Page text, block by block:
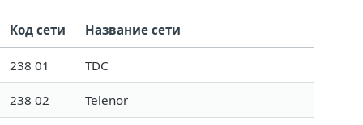
Код сети Название сети
238 01 TDC
238 02 Telenor